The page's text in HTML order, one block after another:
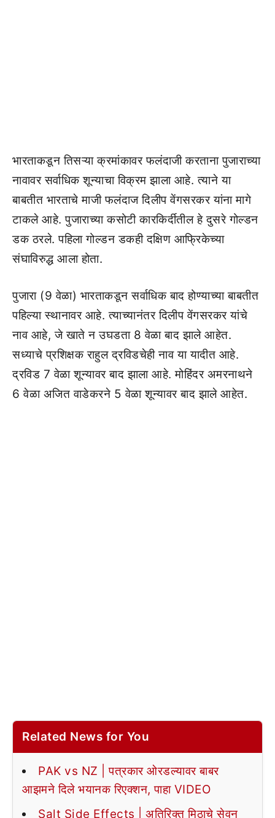
भारताकडून तिसऱ्या क्रमांकावर फलंदाजी करताना पुजाराच्या
नावावर सर्वाधिक शून्याचा विक्रम झाला आहे. त्याने या
बाबतीत भारताचे माजी फलंदाज दिलीप वेंगसरकर यांना मागे
टाकले आहे. पुजाराच्या कसोटी कारकिर्दीतील हे दुसरे गोल्डन
डक ठरले. पहिला गोल्डन डकही दक्षिण आफ्रिकेच्या
संघाविरुद्ध आला होता.
पुजारा (9 वेळा) भारताकडून सर्वाधिक बाद होण्याच्या बाबतीत
पहिल्या स्थानावर आहे. त्याच्यानंतर दिलीप वेंगसरकर यांचे
नाव आहे, जे खाते न उघडता 8 वेळा बाद झाले आहेत.
सध्याचे प्रशिक्षक राहुल द्रविडचेही नाव या यादीत आहे.
द्रविड 7 वेळा शून्यावर बाद झाला आहे. मोहिंदर अमरनाथने
6 वेळा अजित वाडेकरने 5 वेळा शून्यावर बाद झाले आहेत.
Related News for You
PAK vs NZ | पत्रकार ओरडल्यावर बाबर
आझमने दिले भयानक रिएक्शन, पाहा VIDEO
Salt Side Effects | अतिरिक्त मिठाचे सेवन